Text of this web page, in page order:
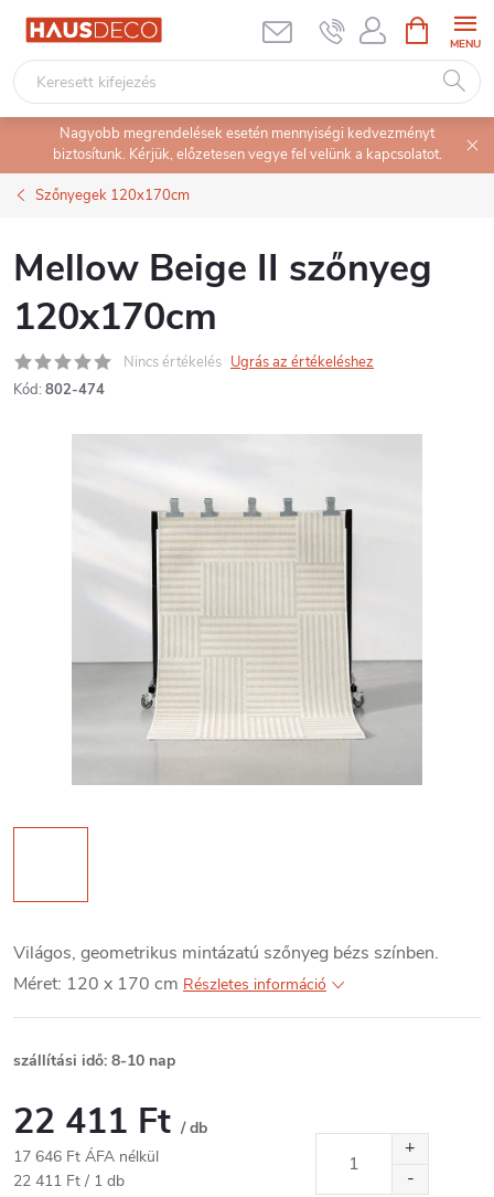
Ugrás
tartalomhoz
KOSÁR
Nagyobb megrendelések esetén mennyiségi kedvezményt
biztosítunk. Kérjük, előzetesen vegye fel velünk a kapcsolatot.
Szőnyegek 120x170cm
Mellow Beige II szőnyeg
120x170cm
Nincs értékelés Ugrás az értékeléshez
Kód: 802-474
Világos, geometrikus mintázatú szőnyeg bézs színben.
Méret: 120 x 170 cm Részletes információ
szállítási idő: 8-10 nap
22 411 Ft / db
17 646 Ft ÁFA nélkül
Egységár:
22 411 Ft / 1 db